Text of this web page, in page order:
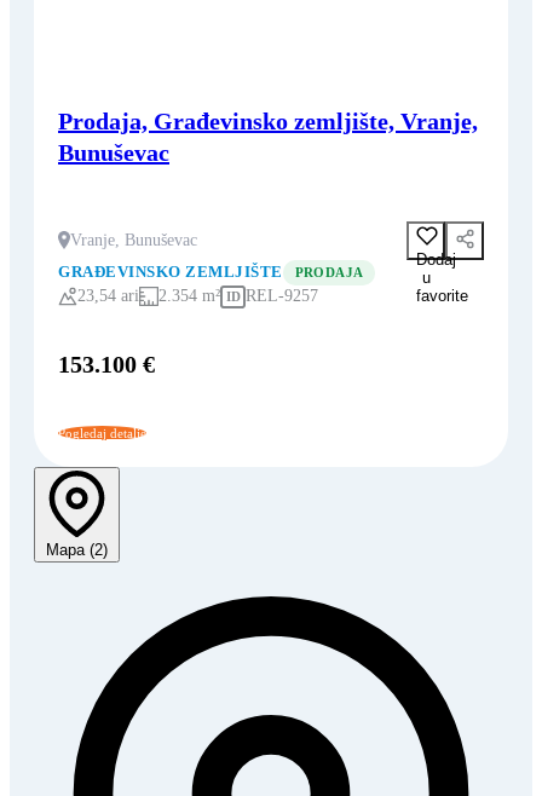
Prodaja, Građevinsko zemljište, Vranje,
Bunuševac
Vranje, Bunuševac
Dodaj
u
favorite
GRAĐEVINSKO ZEMLJIŠTE PRODAJA
23,54 ari 2.354 m² ID REL-9257
153.100 €
Pogledaj detalje
Mapa (2)